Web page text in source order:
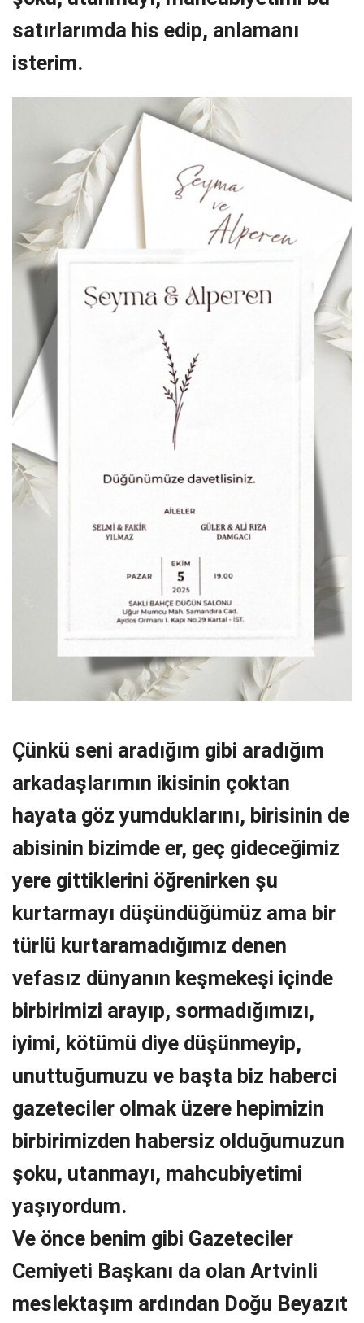
satırlarımda his edip, anlamanı
isterim.
Çünkü seni aradığım gibi aradığım
arkadaşlarımın ikisinin çoktan
hayata göz yumduklarını, birisinin de
abisinin bizimde er, geç gideceğimiz
yere gittiklerini öğrenirken şu
kurtarmayı düşündüğümüz ama bir
türlü kurtaramadığımız denen
vefasız dünyanın keşmekeşi içinde
birbirimizi arayıp, sormadığımızı,
iyimi, kötümü diye düşünmeyip,
unuttuğumuzu ve başta biz haberci
gazeteciler olmak üzere hepimizin
birbirimizden habersiz olduğumuzun
şoku, utanmayı, mahcubiyetimi
yaşıyordum.
Ve önce benim gibi Gazeteciler
Cemiyeti Başkanı da olan Artvinli
meslektaşım ardından Doğu Beyazıt